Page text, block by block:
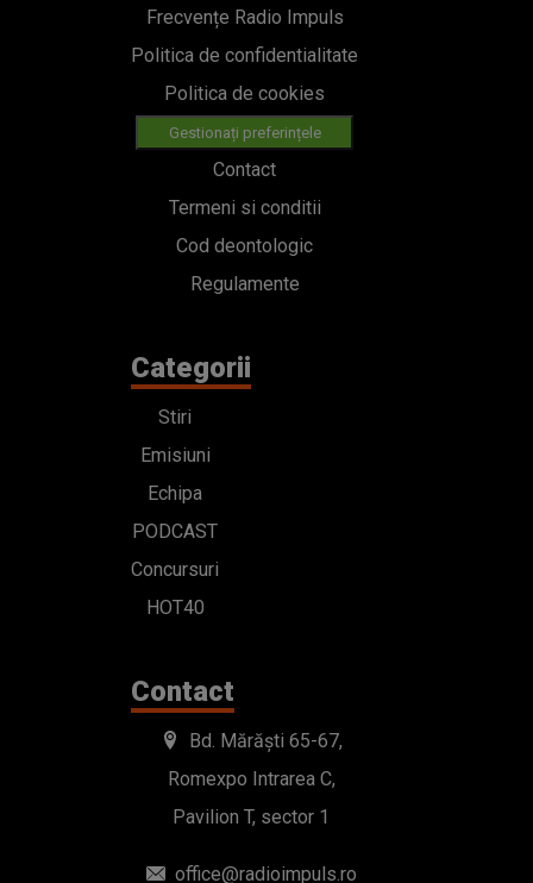
Frecvențe Radio Impuls
Politica de confidentialitate
Politica de cookies
Gestionați preferințele
Contact
Termeni si conditii
Cod deontologic
Regulamente
Categorii
Stiri
Emisiuni
Echipa
PODCAST
Concursuri
HOT40
Contact
Bd. Mărăști 65-67,
Romexpo Intrarea C,
Pavilion T, sector 1
office@radioimpuls.ro